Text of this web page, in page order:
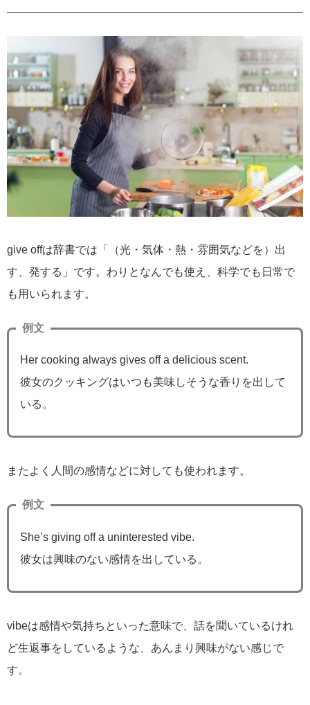
give offは辞書では「（光・気体・熱・雰囲気などを）出
す、発する」です。わりとなんでも使え、科学でも日常で
も用いられます。
例文
Her cooking always gives off a delicious scent.
彼女のクッキングはいつも美味しそうな香りを出して
いる。
またよく人間の感情などに対しても使われます。
例文
She’s giving off a uninterested vibe.
彼女は興味のない感情を出している。
vibeは感情や気持ちといった意味で、話を聞いているけれ
ど生返事をしているような、あんまり興味がない感じで
す。